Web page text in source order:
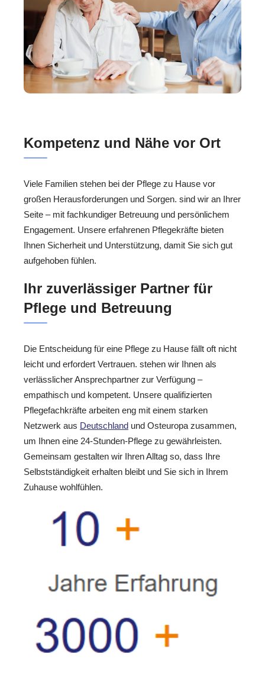
Kompetenz und Nähe vor Ort
Viele Familien stehen bei der Pflege zu Hause vor
großen Herausforderungen und Sorgen. sind wir an Ihrer
Seite – mit fachkundiger Betreuung und persönlichem
Engagement. Unsere erfahrenen Pflegekräfte bieten
Ihnen Sicherheit und Unterstützung, damit Sie sich gut
aufgehoben fühlen.
Ihr zuverlässiger Partner für
Pflege und Betreuung
Die Entscheidung für eine Pflege zu Hause fällt oft nicht
leicht und erfordert Vertrauen. stehen wir Ihnen als
verlässlicher Ansprechpartner zur Verfügung –
empathisch und kompetent. Unsere qualifizierten
Pflegefachkräfte arbeiten eng mit einem starken
Netzwerk aus Deutschland und Osteuropa zusammen,
um Ihnen eine 24-Stunden-Pflege zu gewährleisten.
Gemeinsam gestalten wir Ihren Alltag so, dass Ihre
Selbstständigkeit erhalten bleibt und Sie sich in Ihrem
Zuhause wohlfühlen.